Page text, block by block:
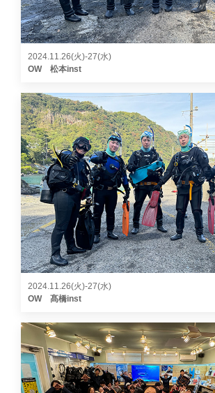
2024.11.26(火)-27(水)
OW 松本inst
2024.11.26(火)-27(水)
OW 髙橋inst